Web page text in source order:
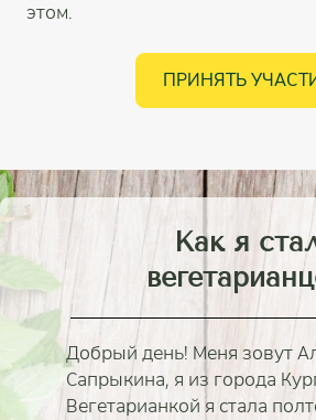
этом.
ПРИНЯТЬ
Как я
Добрый день! Меня зовут
Сапрыкина, я из города
Вегетарианкой я стала